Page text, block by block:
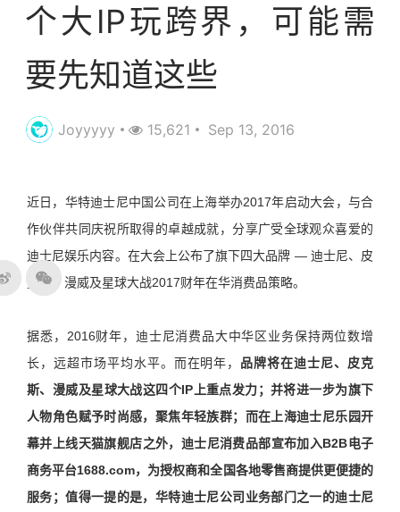
个大IP玩跨界，可能需
要先知道这些
Joyyyyy 15,621 Sep 13, 2016
近日，华特迪士尼中国公司在上海举办2017年启动大会，与合
作伙伴共同庆祝所取得的卓越成就，分享广受全球观众喜爱的
迪士尼娱乐内容。在大会上公布了旗下四大品牌 —迪士尼、皮
克斯、漫威及星球大战2017财年在华消费品策略。
据悉，2016财年，迪士尼消费品大中华区业务保持两位数增
长，远超市场平均水平。而在明年， 品牌将在迪士尼、皮克
斯、漫威及星球大战这四个IP上重点发力；并将进一步为旗下
人物角色赋予时尚感，聚焦年轻族群；而在上海迪士尼乐园开
幕并上线天猫旗舰店之外，迪士尼消费品部宣布加入B2B电子
商务平台1688.com，为授权商和全国各地零售商提供更便捷的
服务；值得一提的是，华特迪士尼公司业务部门之一的迪士尼